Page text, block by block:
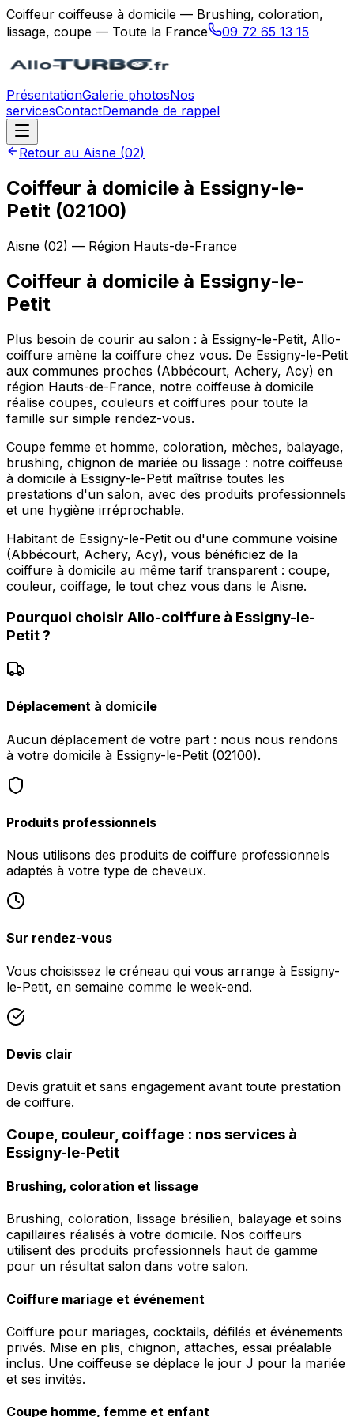
Coiffeur coiffeuse à domicile — Brushing, coloration,
lissage, coupe — Toute la France
09 72 65 13 15
PrésentationGalerie photosNos
servicesContactDemande de rappel
Retour au Aisne (02)
Coiffeur à domicile à Essigny-le-
Petit (02100)
Aisne (02) — Région Hauts-de-France
Coiffeur à domicile à Essigny-le-
Petit
Plus besoin de courir au salon : à Essigny-le-Petit, Allo-
coiffure amène la coiffure chez vous. De Essigny-le-Petit
aux communes proches (Abbécourt, Achery, Acy) en
région Hauts-de-France, notre coiffeuse à domicile
réalise coupes, couleurs et coiffures pour toute la
famille sur simple rendez-vous.
Coupe femme et homme, coloration, mèches, balayage,
brushing, chignon de mariée ou lissage : notre coiffeuse
à domicile à Essigny-le-Petit maîtrise toutes les
prestations d'un salon, avec des produits professionnels
et une hygiène irréprochable.
Habitant de Essigny-le-Petit ou d'une commune voisine
(Abbécourt, Achery, Acy), vous bénéficiez de la
coiffure à domicile au même tarif transparent : coupe,
couleur, coiffage, le tout chez vous dans le Aisne.
Pourquoi choisir Allo-coiffure à Essigny-le-
Petit?
Déplacement à domicile
Aucun déplacement de votre part : nous nous rendons
à votre domicile à Essigny-le-Petit (02100).
Produits professionnels
Nous utilisons des produits de coiffure professionnels
adaptés à votre type de cheveux.
Sur rendez-vous
Vous choisissez le créneau qui vous arrange à Essigny-
le-Petit, en semaine comme le week-end.
Devis clair
Devis gratuit et sans engagement avant toute prestation
de coiffure.
Coupe, couleur, coiffage : nos services à
Essigny-le-Petit
Brushing, coloration et lissage
Brushing, coloration, lissage brésilien, balayage et soins
capillaires réalisés à votre domicile. Nos coiffeurs
utilisent des produits professionnels haut de gamme
pour un résultat salon dans votre salon.
Coiffure mariage et événement
Coiffure pour mariages, cocktails, défilés et événements
privés. Mise en plis, chignon, attaches, essai préalable
inclus. Une coiffeuse se déplace le jour J pour la mariée
et ses invités.
Coupe homme, femme et enfant